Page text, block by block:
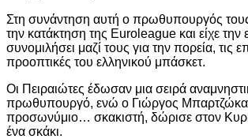
Στη συνάντηση αυτή ο πρωθυπουργός
την κατάκτηση της Euroleague και είχε την
συνομιλήσει μαζί τους για την πορεία, τις
προοπτικές του ελληνικού μπάσκετ.
Οι Πειραιώτες έδωσαν μια σειρά
πρωθυπουργό, ενώ ο Γιώργος
προσωνύμιο… σκακιστή, δώρισε στον
ένα σκάκι.